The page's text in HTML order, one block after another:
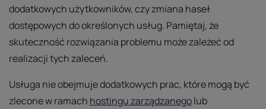
dodatkowych użytkowników, czy zmiana haseł
dostępowych do określonych usług. Pamiętaj, że
skuteczność rozwiązania problemu może zależeć od
realizacji tych zaleceń.
Usługa nie obejmuje dodatkowych prac, które mogą być
zlecone w ramach hostingu zarządzanegolub